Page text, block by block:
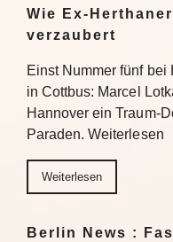
Wie Ex-
verzaubert
Einst Nummer fünf
in Cottbus: Marcel
Hannover ein Traum-
Paraden. Weiterlesen
Weiterlesen
Berlin News :